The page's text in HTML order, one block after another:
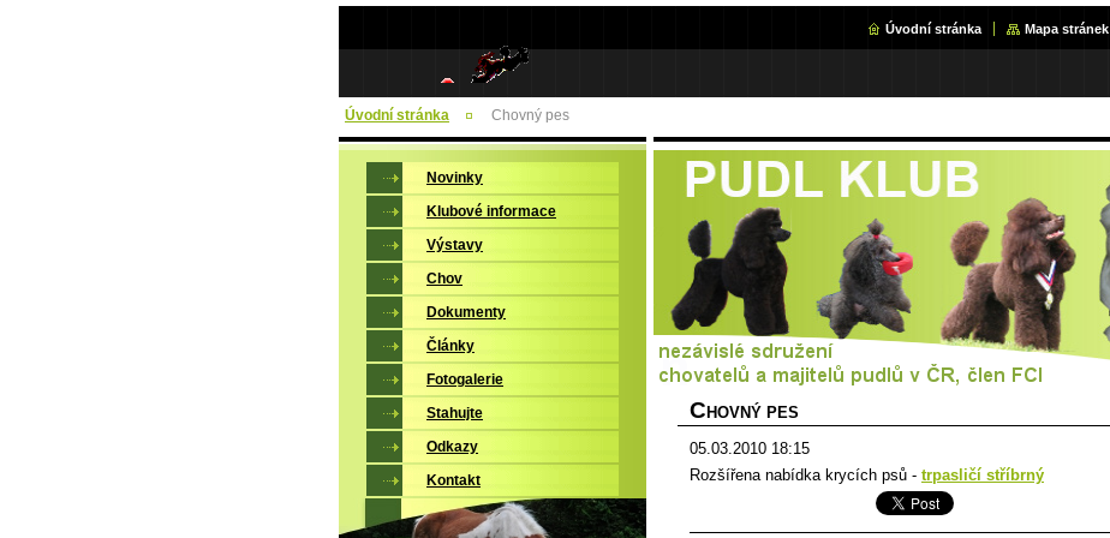
Úvodní stránka Mapa stránek
Úvodní stránka Chovný pes
C HOVNÝ PES
05.03.2010 18:15
Rozšířena nabídka krycích psů - trpasličí stříbrný
Novinky
Klubové informace
Výstavy
Chov
Dokumenty
Články
Fotogalerie
Stahujte
Odkazy
Kontakt